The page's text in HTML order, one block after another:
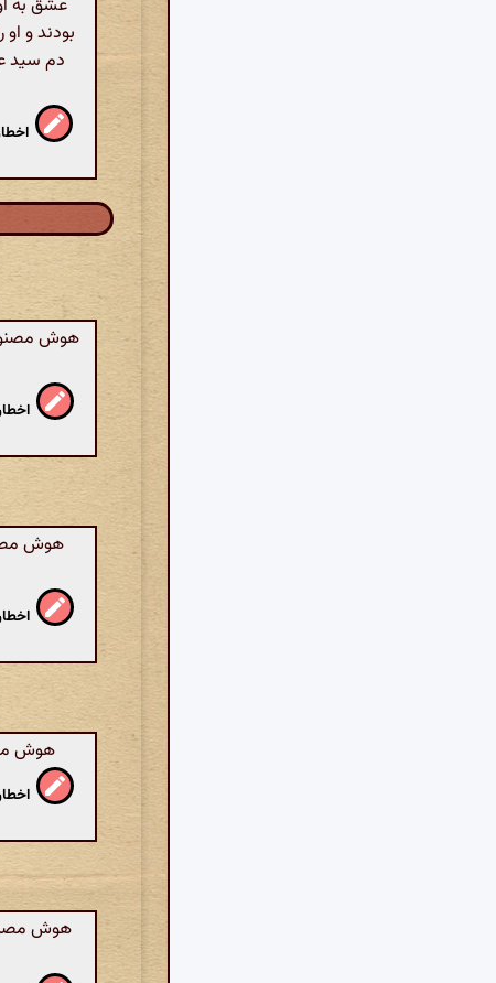
عشق به
بودند و
دم سید
هوش
هوش
هوش
هوش